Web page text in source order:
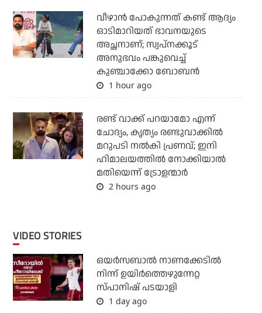
വീഴാന്‍ പോകുന്നത് കണ്ട് ആദ്യം
ഓടിമാറിയത് ഭാവനയുടെ
അച്ഛനാണ്; സ്വപ്‌നക്കൂട്
അനുഭവം പങ്കുവെച്ച്
കുഞ്ചാക്കോ ബോബന്‍
1 hour ago
രണ്ട് വാക്ക് പറയാമോ എന്ന്
ചോദ്യം, കൃത്യം രണ്ടുവാക്കില്‍
മറുപടി നല്‍കി പ്രണവ്; ഇനി
ഹിമാലയത്തില്‍ നോക്കിയാല്‍
മതിയെന്ന് ട്രോളന്മാര്‍
2 hours ago
VIDEO STORIES
ഒയര്‍സബാൽ നാണക്കേടിൽ
നിന്ന് ഉയിർത്തെഴുന്നേറ്റ
സ്പാനിഷ് പടയാളി
1 day ago